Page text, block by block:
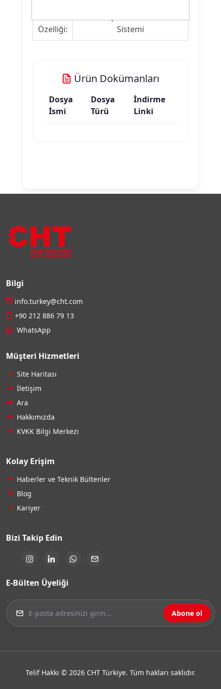
Ürün
Özelliği:
FF & AQUAFLEX Transfer
Sistemi
Ürün Dokümanları
Dosya
İsmi
Dosya
Türü
İndirme
Linki
Bilgi
info.turkey@cht.com
+90 212 886 79 13
WhatsApp
Müşteri Hizmetleri
Site Haritası
İletişim
Ara
Hakkımızda
KVKK Bilgi Merkezi
Kolay Erişim
Haberler ve Teknik Bültenler
Blog
Kariyer
Bizi Takip Edin
E-Bülten Üyeliği
Abone ol
Telif Hakkı © 2026 CHT Türkiye. Tüm hakları saklıdır.